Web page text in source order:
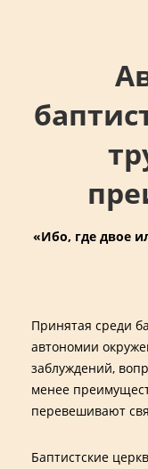
«Ибо, где двое
Принятая среди
автономии
заблуждений,
менее
перевешивают
Баптистские